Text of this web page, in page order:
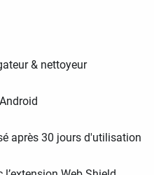
& nettoyeur
après 30 jours d'utilisation